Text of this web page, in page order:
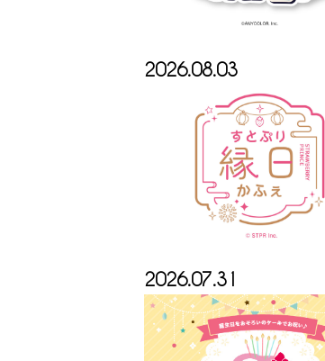
2026.08.03
2026.07.31